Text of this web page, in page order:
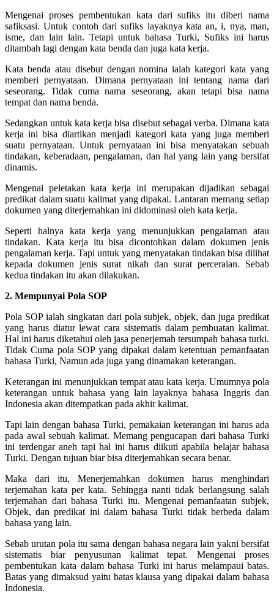
Mengenai proses pembentukan kata dari sufiks itu diberi nama
safiksasi. Untuk contoh dari sufiks layaknya kata an, i, nya, man,
isme, dan lain lain. Tetapi untuk bahasa Turki, Sufiks ini harus
ditambah lagi dengan kata benda dan juga kata kerja.
Kata benda atau disebut dengan nomina ialah kategori kata yang
memberi pernyataan. Dimana pernyataan ini tentang nama dari
seseorang. Tidak cuma nama seseorang, akan tetapi bisa nama
tempat dan nama benda.
Sedangkan untuk kata kerja bisa disebut sebagai verba. Dimana kata
kerja ini bisa diartikan menjadi kategori kata yang juga memberi
suatu pernyataan. Untuk pernyataan ini bisa menyatakan sebuah
tindakan, keberadaan, pengalaman, dan hal yang lain yang bersifat
dinamis.
Mengenai peletakan kata kerja ini merupakan dijadikan sebagai
predikat dalam suatu kalimat yang dipakai. Lantaran memang setiap
dokumen yang diterjemahkan ini didominasi oleh kata kerja.
Seperti halnya kata kerja yang menunjukkan pengalaman atau
tindakan. Kata kerja itu bisa dicontohkan dalam dokumen jenis
pengalaman kerja. Tapi untuk yang menyatakan tindakan bisa dilihat
kepada dokumen jenis surat nikah dan surat perceraian. Sebab
kedua tindakan itu akan dilakukan.
2. Mempunyai Pola SOP
Pola SOP ialah singkatan dari pola subjek, objek, dan juga predikat
yang harus diatur lewat cara sistematis dalam pembuatan kalimat.
Hal ini harus diketahui oleh jasa penerjemah tersumpah bahasa turki.
Tidak Cuma pola SOP yang dipakai dalam ketentuan pemanfaatan
bahasa Turki, Namun ada juga yang dinamakan keterangan.
Keterangan ini menunjukkan tempat atau kata kerja. Umumnya pola
keterangan untuk bahasa yang lain layaknya bahasa Inggris dan
Indonesia akan ditempatkan pada akhir kalimat.
Tapi lain dengan bahasa Turki, pemakaian keterangan ini harus ada
pada awal sebuah kalimat. Memang pengucapan dari bahasa Turki
ini terdengar aneh tapi hal ini harus diikuti apabila belajar bahasa
Turki. Dengan tujuan biar bisa diterjemahkan secara benar.
Maka dari itu, Menerjemahkan dokumen harus menghindari
terjemahan kata per kata. Sehingga nanti tidak berlangsung salah
terjemahan dari bahasa Turki itu. Mengenai pemanfaatan subjek,
Objek, dan predikat ini dalam bahasa Turki tidak berbeda dalam
bahasa yang lain.
Sebab urutan pola itu sama dengan bahasa negara lain yakni bersifat
sistematis biar penyusunan kalimat tepat. Mengenai proses
pembentukan kata dalam bahasa Turki ini harus melampaui batas.
Batas yang dimaksud yaitu batas klausa yang dipakai dalam bahasa
Indonesia.